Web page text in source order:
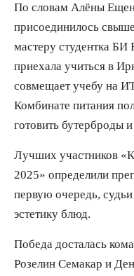
По словам Алёны
присоединилось
мастеру студентка
приехала учиться в
совмещает учебу на
Комбинате питания
готовить бутерброды
Лучших участников
2025» определили
первую очередь,
эстетику блюд.
Победа досталась
Розелин Семакар и